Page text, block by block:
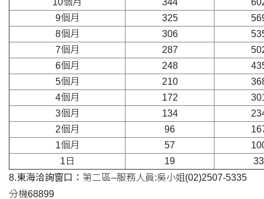
10個月
344
9個月
325
8個月
306
7個月
287
6個月
248
5個月
210
4個月
172
3個月
134
2個月
96
1個月
57
1日
19
33
8.東海洽詢窗口： 第二區--服務人員:吳小姐(02)2507-5335
分機68899